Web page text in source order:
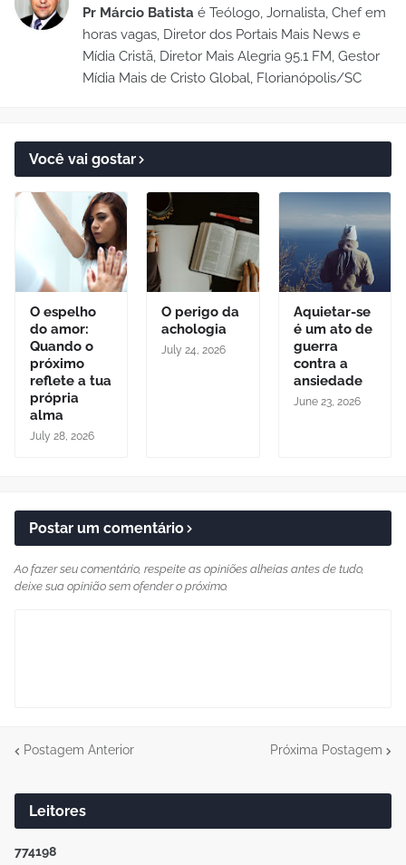
Pr Márcio Batista é Teólogo, Jornalista, Chef em
horas vagas, Diretor dos Portais Mais News e
Mídia Cristã, Diretor Mais Alegria 95.1 FM, Gestor
Mídia Mais de Cristo Global, Florianópolis/SC
Você vai gostar
O espelho
do amor:
Quando o
próximo
reflete a tua
própria
alma
July 28, 2026
O perigo da
achologia
July 24, 2026
Aquietar-se
é um ato de
guerra
contra a
ansiedade
June 23, 2026
Postar um comentário
Ao fazer seu comentário, respeite as opiniões alheias antes de tudo,
deixe sua opinião sem ofender o próximo.
Postagem Anterior Próxima Postagem
Leitores
774198